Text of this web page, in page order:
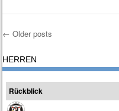
Post navigation
← Older posts
HERREN
Rückblick